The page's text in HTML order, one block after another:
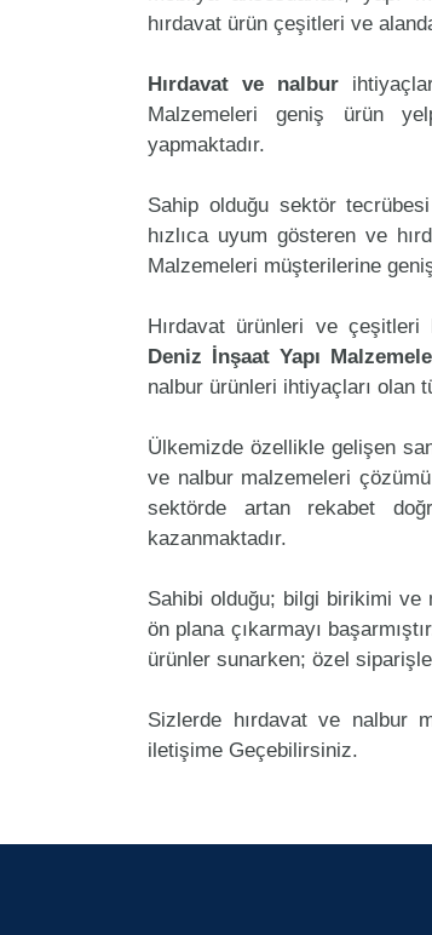
hırdavat ürün çeşitleri ve
Hırdavat ve nalbur
Malzemeleri geniş ürün
yapmaktadır.
Sahip olduğu sektör
hızlıca uyum gösteren ve
Malzemeleri müşterilerine
Hırdavat ürünleri ve
Deniz İnşaat Yapı
nalbur ürünleri ihtiyaçları olan
Ülkemizde özellikle gelişen
ve nalbur malzemeleri
sektörde artan rekabet
kazanmaktadır.
Sahibi olduğu; bilgi birikimi ve
ön plana çıkarmayı
ürünler sunarken; özel
Sizlerde hırdavat ve nalbur
iletişime Geçebilirsiniz.